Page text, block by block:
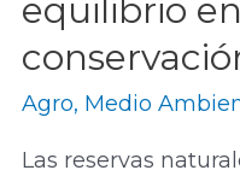
equilibrio
Agro, Medio
Las reservas